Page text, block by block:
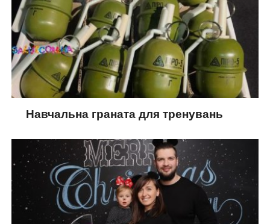
Навчальна граната для тренувань